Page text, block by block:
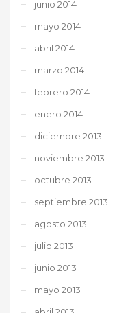
junio 2014
mayo 2014
abril 2014
marzo 2014
febrero 2014
enero 2014
diciembre 2013
noviembre 2013
octubre 2013
septiembre 2013
agosto 2013
julio 2013
junio 2013
mayo 2013